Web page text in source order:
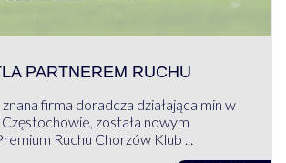
PARTNEREM RUCHU
firma doradcza działająca min w
została nowym
Ruchu Chorzów Klub ...